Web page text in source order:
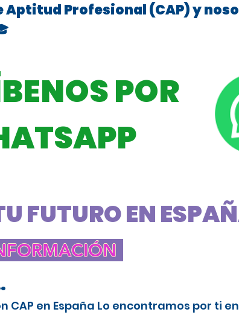
Profesional (CAP) y
POR
FUTURO EN
CAP en España Lo encontramos por ti